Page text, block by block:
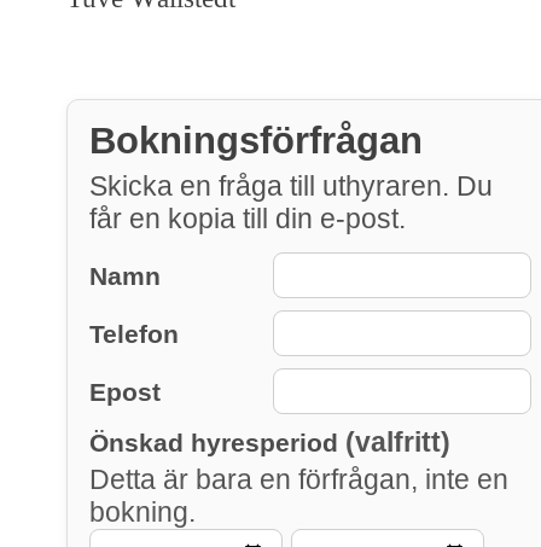
Bokningsförfrågan
Skicka en fråga till uthyraren. Du
får en kopia till din e-post.
Namn
Telefon
Epost
Önskad hyresperiod (valfritt)
Detta är bara en förfrågan, inte en
bokning.